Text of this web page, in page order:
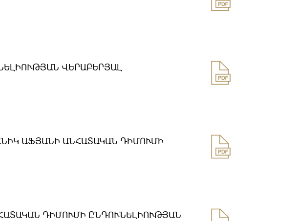
ՎԵՐԱԲԵՐՅԱԼ
ԱՖՅԱՆԻ ԱՆՀԱՏԱԿԱՆ ԴԻՄՈՒՄԻ
ԴԻՄՈՒՄԻ ԸՆԴՈՒՆԵԼԻՈՒԹՅԱՆ